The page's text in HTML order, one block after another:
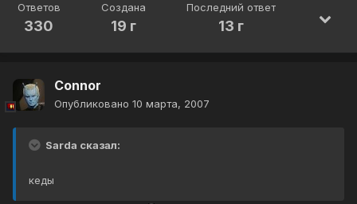
Ответов
330
Создана
19 г
Последний ответ
13 г
Connor
Опубликовано 10 марта, 2007
Sarda сказал:
кеды